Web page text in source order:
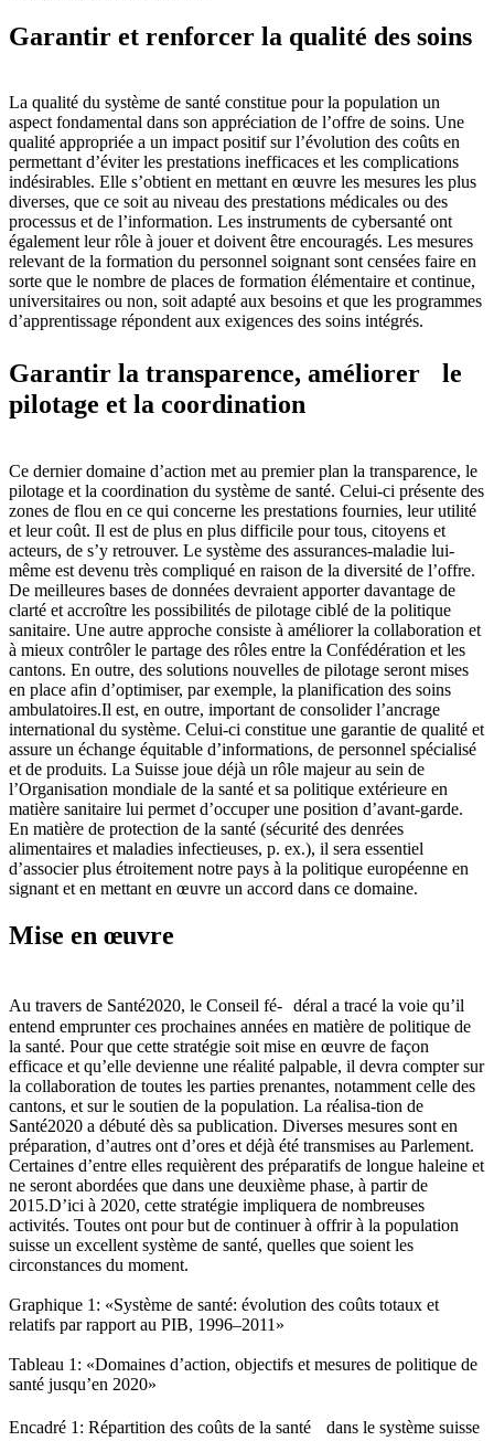
Garantir et renforcer la qualité des soins
La qualité du système de santé constitue pour la population un
aspect fondamental dans son appréciation de l’offre de soins. Une
qualité appropriée a un impact positif sur l’évolution des coûts en
permettant d’éviter les prestations inefficaces et les complications
indésirables. Elle s’obtient en mettant en œuvre les mesures les plus
diverses, que ce soit au niveau des prestations médicales ou des
processus et de l’information. Les instruments de cybersanté ont
également leur rôle à jouer et doivent être encouragés. Les mesures
relevant de la formation du personnel soignant sont censées faire en
sorte que le nombre de places de formation élémentaire et continue,
universitaires ou non, soit adapté aux besoins et que les programmes
d’apprentissage répondent aux exigences des soins intégrés.
Garantir la transparence, améliorer le
pilotage et la coordination
Ce dernier domaine d’action met au premier plan la transparence, le
pilotage et la coordination du système de santé. Celui-ci présente des
zones de flou en ce qui concerne les prestations fournies, leur utilité
et leur coût. Il est de plus en plus difficile pour tous, citoyens et
acteurs, de s’y retrouver. Le système des assurances-maladie lui-
même est devenu très compliqué en raison de la diversité de l’offre.
De meilleures bases de données devraient apporter davantage de
clarté et accroître les possibilités de pilotage ciblé de la politique
sanitaire. Une autre approche consiste à améliorer la collaboration et
à mieux contrôler le partage des rôles entre la Confédération et les
cantons. En outre, des solutions nouvelles de pilotage seront mises
en place afin d’optimiser, par exemple, la planification des soins
ambulatoires.Il est, en outre, important de consolider l’ancrage
international du système. Celui-ci constitue une garantie de qualité et
assure un échange équitable d’informations, de personnel spécialisé
et de produits. La Suisse joue déjà un rôle majeur au sein de
l’Organisation mondiale de la santé et sa politique extérieure en
matière sanitaire lui permet d’occuper une position d’avant-garde.
En matière de protection de la santé (sécurité des denrées
alimentaires et maladies infectieuses, p. ex.), il sera essentiel
d’associer plus étroitement notre pays à la politique européenne en
signant et en mettant en œuvre un accord dans ce domaine.
Mise en œuvre
Au travers de Santé2020, le Conseil fé- déral a tracé la voie qu’il
entend emprunter ces prochaines années en matière de politique de
la santé. Pour que cette stratégie soit mise en œuvre de façon
efficace et qu’elle devienne une réalité palpable, il devra compter sur
la collaboration de toutes les parties prenantes, notamment celle des
cantons, et sur le soutien de la population. La réalisa-tion de
Santé2020 a débuté dès sa publication. Diverses mesures sont en
préparation, d’autres ont d’ores et déjà été transmises au Parlement.
Certaines d’entre elles requièrent des préparatifs de longue haleine et
ne seront abordées que dans une deuxième phase, à partir de
2015.D’ici à 2020, cette stratégie impliquera de nombreuses
activités. Toutes ont pour but de continuer à offrir à la population
suisse un excellent système de santé, quelles que soient les
circonstances du moment.
Graphique 1: «Système de santé: évolution des coûts totaux et
relatifs par rapport au PIB, 1996–2011»
Tableau 1: «Domaines d’action, objectifs et mesures de politique de
santé jusqu’en 2020»
Encadré 1: Répartition des coûts de la santé dans le système suisse